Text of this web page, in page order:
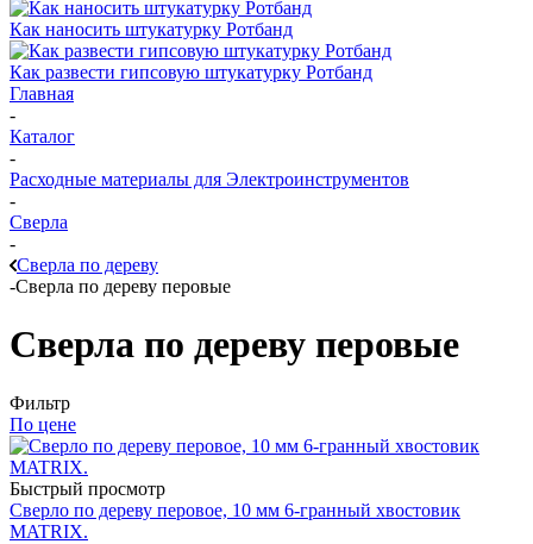
Как наносить штукатурку Ротбанд
Как развести гипсовую штукатурку Ротбанд
Главная
-
Каталог
-
Расходные материалы для Электроинструментов
-
Сверла
-
Сверла по дереву
-Сверла по дереву перовые
Сверла по дереву перовые
Фильтр
По цене
Быстрый просмотр
Сверло по дереву перовое, 10 мм 6-гранный хвостовик
MATRIX.